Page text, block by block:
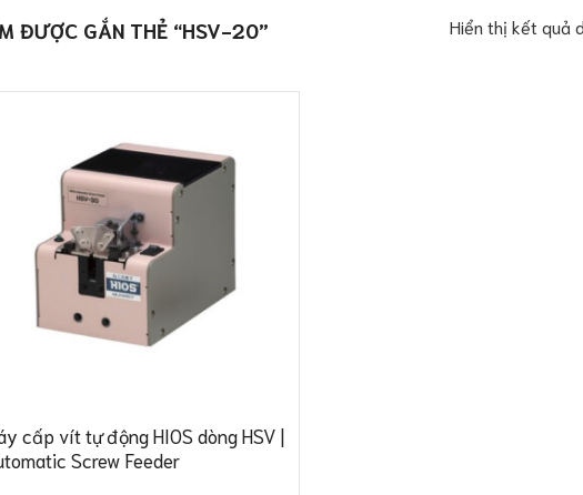
ĐƯỢC GẮN THẺ “HSV-20” Hiển thị kết quả
cấp vít tự động HIOS dòng HSV |
Screw Feeder